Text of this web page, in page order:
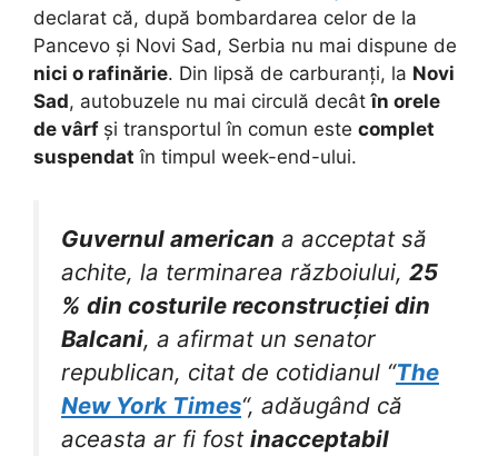
declarat că, după bombardarea celor de la
Pancevo și Novi Sad, Serbia nu mai dispune de
nici o rafinărie. Din lipsă de carburanți, la Novi
Sad, autobuzele nu mai circulă decâtîn orele
de vârf și transportul în comun este complet
suspendat în timpul week-end-ului.
Guvernul american a acceptat să
achite, la terminarea războiului, 25
% din costurile reconstrucției din
Balcani, a afirmat un senator
republican, citat de cotidianul “The
New York Times“, adăugând că
aceasta ar fi fost inacceptabil